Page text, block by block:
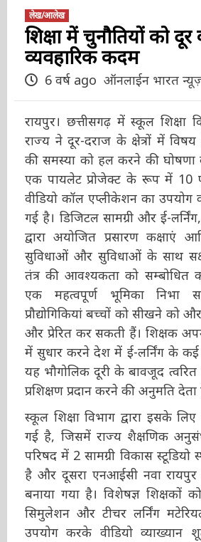
लेख/आलेख
शिक्षा में चुनौतियों को
व्यवहारिक कदम
6 वर्ष ago ऑनलाईन भारत
रायपुर। छत्तीसगढ़ में स्कूल शिक्षा
राज्य ने दूर-दराज के क्षेत्रों में
की समस्या को हल करने की
एक पायलेट प्रोजेक्ट के रूप में 10
वीडियो कॉल एप्लीकेशन का
गई है। डिजिटल सामग्री और ई-
द्वारा अयोजित प्रसारण कक्षाएं
सुविधाओं और सुविधाओं के साथ
तंत्र की आवश्यकता को सम्बोधित
एक महत्वपूर्ण भूमिका निभा
प्रौद्योगिकियां बच्चों को सीखने को
और प्रेरित कर सकती हैं। शिक्षक
में सुधार करने देश में ई-लर्निंग के
यह भौगोलिक दूरी के बावजूद त्वरित
प्रशिक्षण प्रदान करने की अनुमति देता
स्कूल शिक्षा विभाग द्वारा इसके
गई है, जिसमें राज्य शैक्षणिक
परिषद में 2 सामग्री विकास स्टूडियो
है और दूसरा एनआईसी नवा रायपुर
बनाया गया है। विशेषज्ञ शिक्षकों
सिमुलेशन और टीचर लर्निंग
उपयोग करके वीडियो